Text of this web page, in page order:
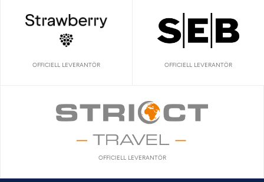
OFFICIELL LEVERANTÖR OFFICIELL LEVERANTÖR
OFFICIELL LEVERANTÖR